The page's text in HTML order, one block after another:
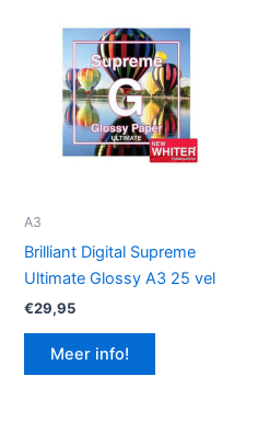
A3
Brilliant Digital Supreme
Ultimate Glossy A3 25 vel
€29,95
Meer info!